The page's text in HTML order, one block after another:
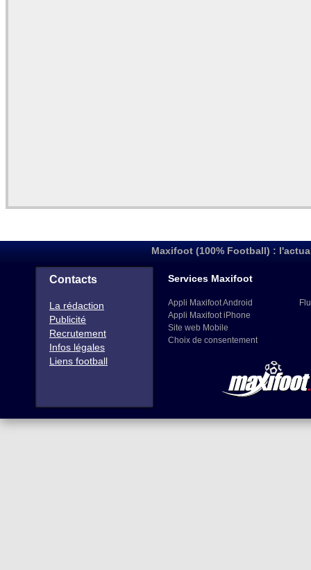
Maxifoot (100% Football) :
Contacts
La rédaction
Publicité
Recrutement
Infos légales
Liens football
Services Maxifoot
Appli Maxifoot Android
Appli Maxifoot iPhone
Site web Mobile
Choix de consentement